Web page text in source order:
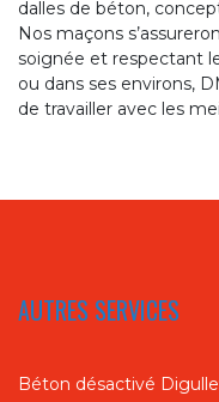
dalles de béton,
Nos maçons
soignée et respectant
ou dans ses environs,
de travailler avec les
AUTRES SERVICES
Béton désactivé